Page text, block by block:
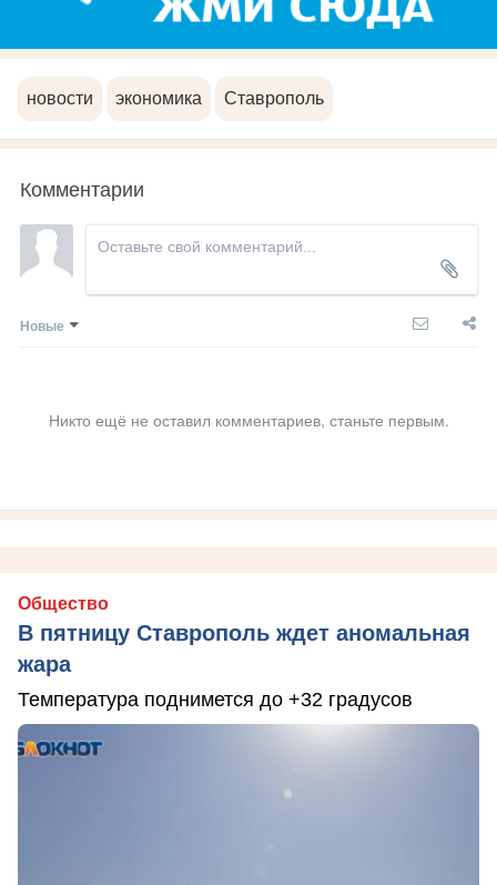
новости экономика Ставрополь
Комментарии
Новые
Никто ещё не оставил комментариев, станьте первым.
Общество
В пятницу Ставрополь ждет аномальная
жара
Температура поднимется до +32 градусов